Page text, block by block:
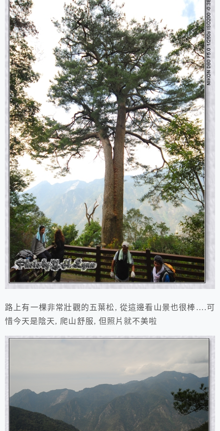
路上有一棵非常壯觀的五葉松, 從這邊看山景也很棒….可
惜今天是陰天, 爬山舒服, 但照片就不美啦